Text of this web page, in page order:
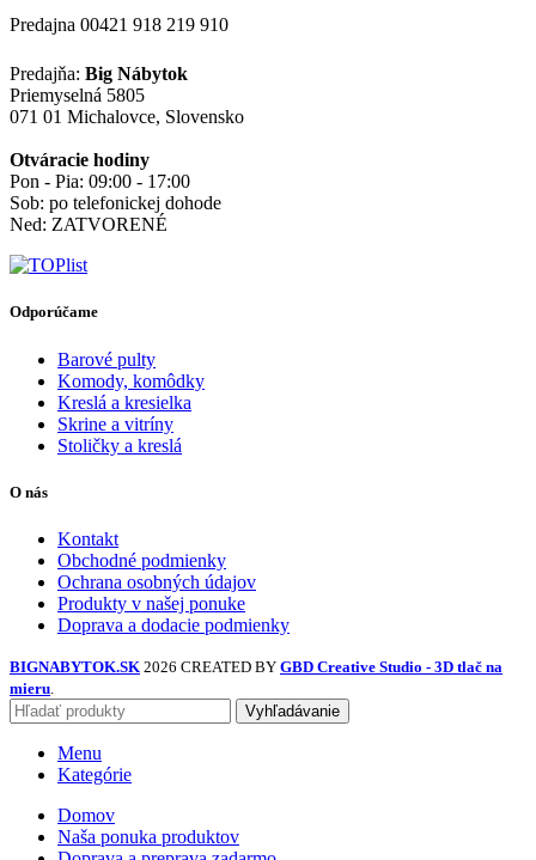
Predajna 00421 918 219 910
Predajňa: Big Nábytok
Priemyselná 5805
071 01 Michalovce, Slovensko
Otváracie hodiny
Pon - Pia: 09:00 - 17:00
Sob: po telefonickej dohode
Ned: ZATVORENÉ
Odporúčame
Barové pulty
Komody, komôdky
Kreslá a kresielka
Skrine a vitríny
Stoličky a kreslá
O nás
Kontakt
Obchodné podmienky
Ochrana osobných údajov
Produkty v našej ponuke
Doprava a dodacie podmienky
BIGNABYTOK.SK 2026 CREATED BY GBD Creative Studio - 3D tlač na
mieru
Vyhľadávanie
Menu
Kategórie
Domov
Naša ponuka produktov